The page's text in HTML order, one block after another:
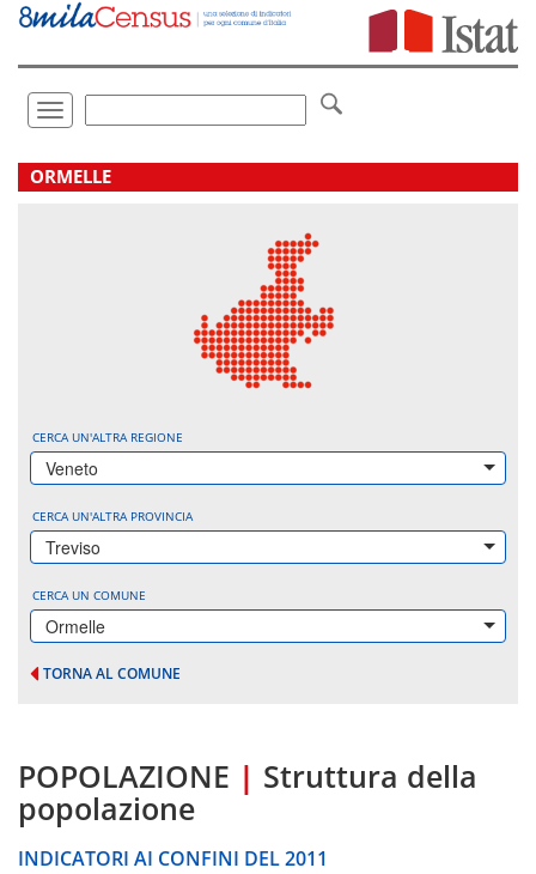
Vai
direttamente
Toggle
navigation
.
ORMELLE
CERCA UN'ALTRA REGIONE
Veneto
CERCA UN'ALTRA PROVINCIA
Treviso
CERCA UN COMUNE
Ormelle
TORNA AL COMUNE
POPOLAZIONE | Struttura della
popolazione
INDICATORI AI CONFINI DEL 2011